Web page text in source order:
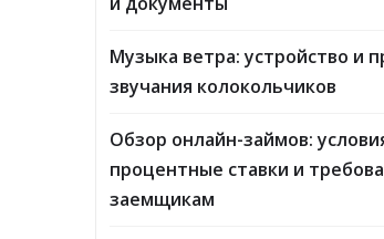
Музыка ветра: устройство и
звучания колокольчиков
Обзор онлайн-займов:
процентные ставки и
заемщикам